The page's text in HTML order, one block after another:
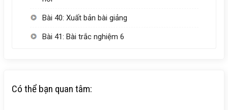
Bài 40: Xuất bản bài giảng
Bài 41: Bài trắc nghiệm 6
Có thể bạn quan tâm: